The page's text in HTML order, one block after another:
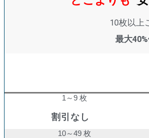
10枚以上
最大
1～9 枚
割引なし
10～49 枚